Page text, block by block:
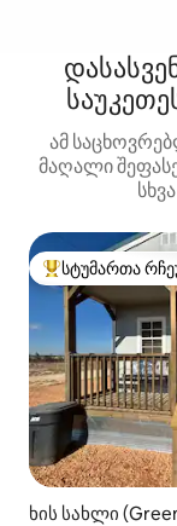
ამ
მაღალი
სტუმართა
სტუმართა
ხის სახლი